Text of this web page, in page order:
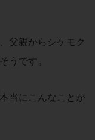
父親からシケモク
うです。
当にこんなことが